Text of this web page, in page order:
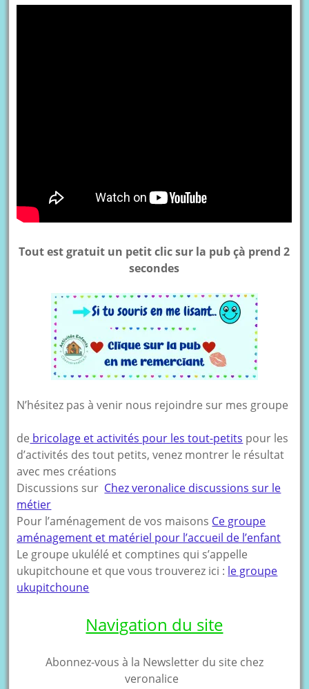
Tout est gratuit un petit clic sur la pub çà prend 2
secondes
N’hésitez pas à venir nous rejoindre sur mes groupe
de bricolage et activités pour les tout-petits pour les
d’activités des tout petits, venez montrer le résultat
avec mes créations
Discussions sur Chez veronalice discussions sur le
métier
Pour l’aménagement de vos maisons Ce groupe
aménagement et matériel pour l’accueil de l’enfant
Le groupe ukulélé et comptines qui s’appelle
ukupitchoune et que vous trouverez ici : le groupe
ukupitchoune
Navigation du site
Abonnez-vous à la Newsletter du site chez
veronalice